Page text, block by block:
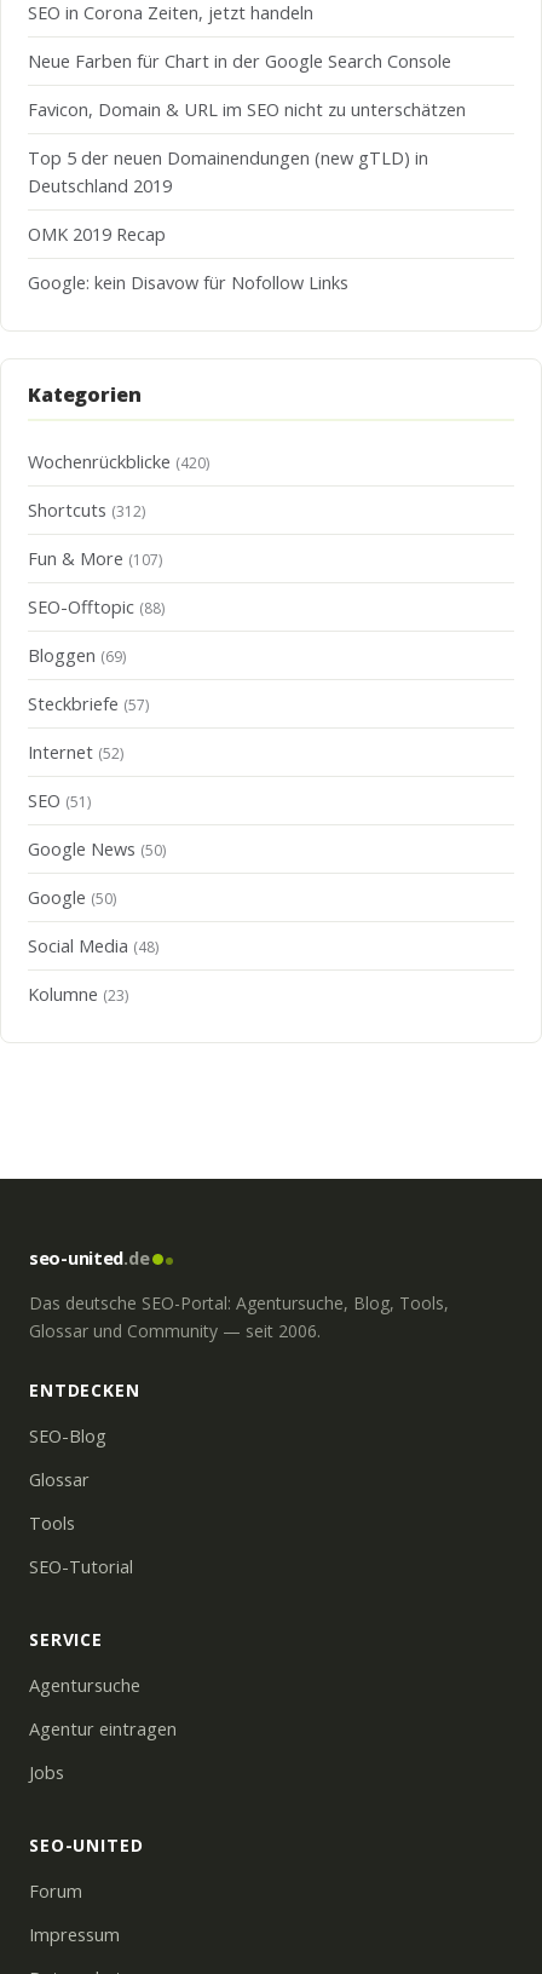
SEO in Corona Zeiten, jetzt handeln
Neue Farben für Chart in der Google Search Console
Favicon, Domain & URL im SEO nicht zu unterschätzen
Top 5 der neuen Domainendungen (new gTLD) in
Deutschland 2019
OMK 2019 Recap
Google: kein Disavow für Nofollow Links
Kategorien
Wochenrückblicke (420)
Shortcuts (312)
Fun & More (107)
SEO-Offtopic (88)
Bloggen (69)
Steckbriefe (57)
Internet (52)
SEO (51)
Google News (50)
Google (50)
Social Media (48)
Kolumne (23)
seo-united.de
Das deutsche SEO-Portal: Agentursuche, Blog, Tools,
Glossar und Community — seit 2006.
ENTDECKEN
SEO-Blog
Glossar
Tools
SEO-Tutorial
SERVICE
Agentursuche
Agentur eintragen
Jobs
SEO-UNITED
Forum
Impressum